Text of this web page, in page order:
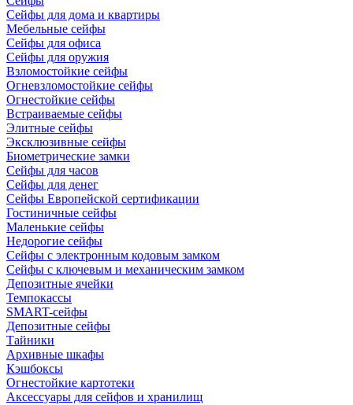
Сейфы для дома и квартиры
Мебельные сейфы
Сейфы для офиса
Сейфы для оружия
Взломостойкие сейфы
Огневзломостойкие сейфы
Огнестойкие сейфы
Встраиваемые сейфы
Элитные сейфы
Эксклюзивные сейфы
Биометрические замки
Сейфы для часов
Сейфы для денег
Сейфы Европейской сертификации
Гостиничные сейфы
Маленькие сейфы
Недорогие сейфы
Сейфы с электронным кодовым замком
Сейфы с ключевым и механическим замком
Депозитные ячейки
Темпокассы
SMART-сейфы
Депозитные сейфы
Тайники
Архивные шкафы
Кэшбоксы
Огнестойкие картотеки
Аксессуары для сейфов и хранилищ